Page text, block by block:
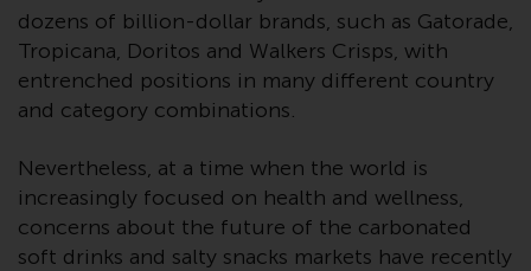
Dienstleistungen sind nur für den
Vertrieb in jenen
Gerichtsbarkeiten bestimmt, in
denen und an diejenigen
Personen, denen das Anbieten
solcher Produkte und
Dienstleistungen gestattet ist.
dozens of billion-dollar brands, such as Gatorade,
Tropicana, Doritos and Walkers Crisps, with
entrenched positions in many different country
and category combinations.
Nevertheless, at a time when the world is
increasingly focused on health and wellness,
concerns about the future of the carbonated
soft drinks and salty snacks markets have recently